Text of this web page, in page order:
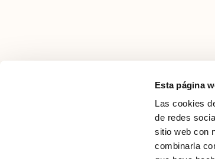
Esta página
Las cookies
de redes
sitio web con
combinarla